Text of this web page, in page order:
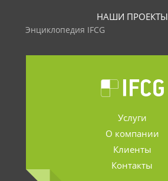
НАШИ ПРОЕКТЫ
Энциклопедия IFCG
Услуги
О компании
Клиенты
Контакты